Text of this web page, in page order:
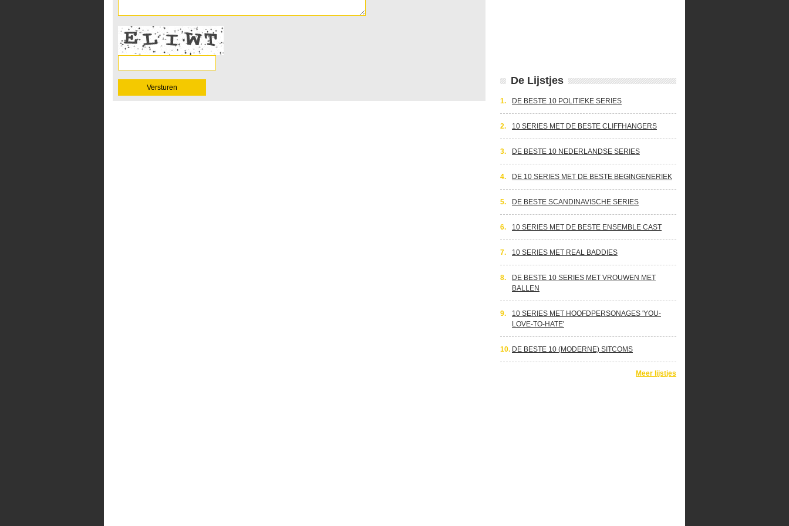
De Lijstjes
1. DE BESTE 10 POLITIEKE SERIES
2. 10 SERIES MET DE BESTE CLIFFHANGERS
3. DE BESTE 10 NEDERLANDSE SERIES
4. DE 10 SERIES MET DE BESTE BEGINGENERIEK
5. DE BESTE SCANDINAVISCHE SERIES
6. 10 SERIES MET DE BESTE ENSEMBLE CAST
7. 10 SERIES MET REAL BADDIES
8.
DE BESTE 10 SERIES MET VROUWEN MET
BALLEN
9.
10 SERIES MET HOOFDPERSONAGES 'YOU-
LOVE-TO-HATE'
10. DE BESTE 10 (MODERNE) SITCOMS
Meer lijstjes